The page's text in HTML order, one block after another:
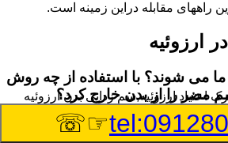
راههای مقابله دراین زمینه است.
ارزوئیه
می شوند؟ با استفاده از چه روش
مضر را از بدن خارج کرد؟
بدن به دو گروه عمده تقسیم می
اعتیاد ارزوئیه,سم زدایی بدن ارزوئیه
☞☏